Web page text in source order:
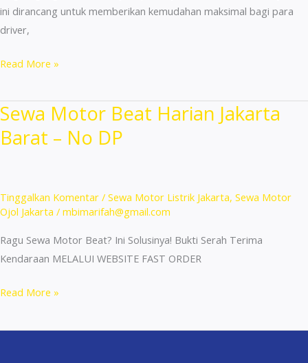
ini dirancang untuk memberikan kemudahan maksimal bagi para
driver,
Sewa
Mobil
Terdekat
Grogol
Tanpa
DP
Read More »
Sewa Motor Beat Harian Jakarta
Barat – No DP
Tinggalkan Komentar / Sewa Motor Listrik Jakarta, Sewa Motor
Ojol Jakarta / mbimarifah@gmail.com
Ragu Sewa Motor Beat? Ini Solusinya! Bukti Serah Terima
Kendaraan MELALUI WEBSITE FAST ORDER
Sewa
Beat
Read More »